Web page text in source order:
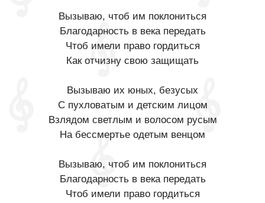
Вызываю, чтоб им поклониться
Благодарность в века передать
Чтоб имели право гордиться
Как отчизну свою защищать
Вызываю их юных, безусых
С пухловатым и детским лицом
Взлядом светлым и волосом русым
На бессмертье одетым венцом
Вызываю, чтоб им поклониться
Благодарность в века передать
Чтоб имели право гордиться